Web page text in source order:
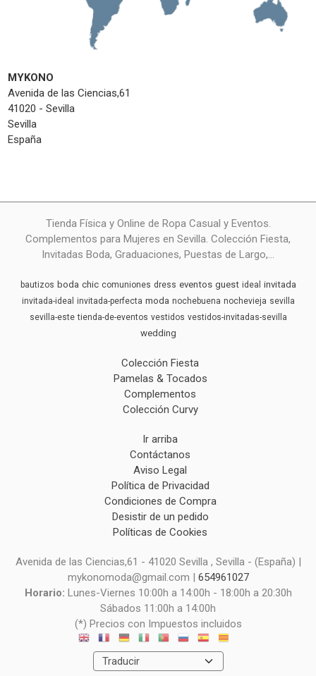
MYKONO
Avenida de las Ciencias,61
41020 - Sevilla
Sevilla
España
Tienda Física y Online de Ropa Casual y Eventos.
Complementos para Mujeres en Sevilla. Colección Fiesta,
Invitadas Boda, Graduaciones, Puestas de Largo,...
bautizos boda chic comuniones dress eventos guest ideal invitada
invitada-ideal invitada-perfecta moda nochebuena nochevieja sevilla
sevilla-este tienda-de-eventos vestidos vestidos-invitadas-sevilla
wedding
Colección Fiesta
Pamelas & Tocados
Complementos
Colección Curvy
Ir arriba
Contáctanos
Aviso Legal
Política de Privacidad
Condiciones de Compra
Desistir de un pedido
Políticas de Cookies
Avenida de las Ciencias,61 - 41020 Sevilla , Sevilla - (España) |
mykonomoda@gmail.com | 654961027
Horario: Lunes-Viernes 10:00h a 14:00h - 18:00h a 20:30h
Sábados 11:00h a 14:00h
(*) Precios con Impuestos incluidos